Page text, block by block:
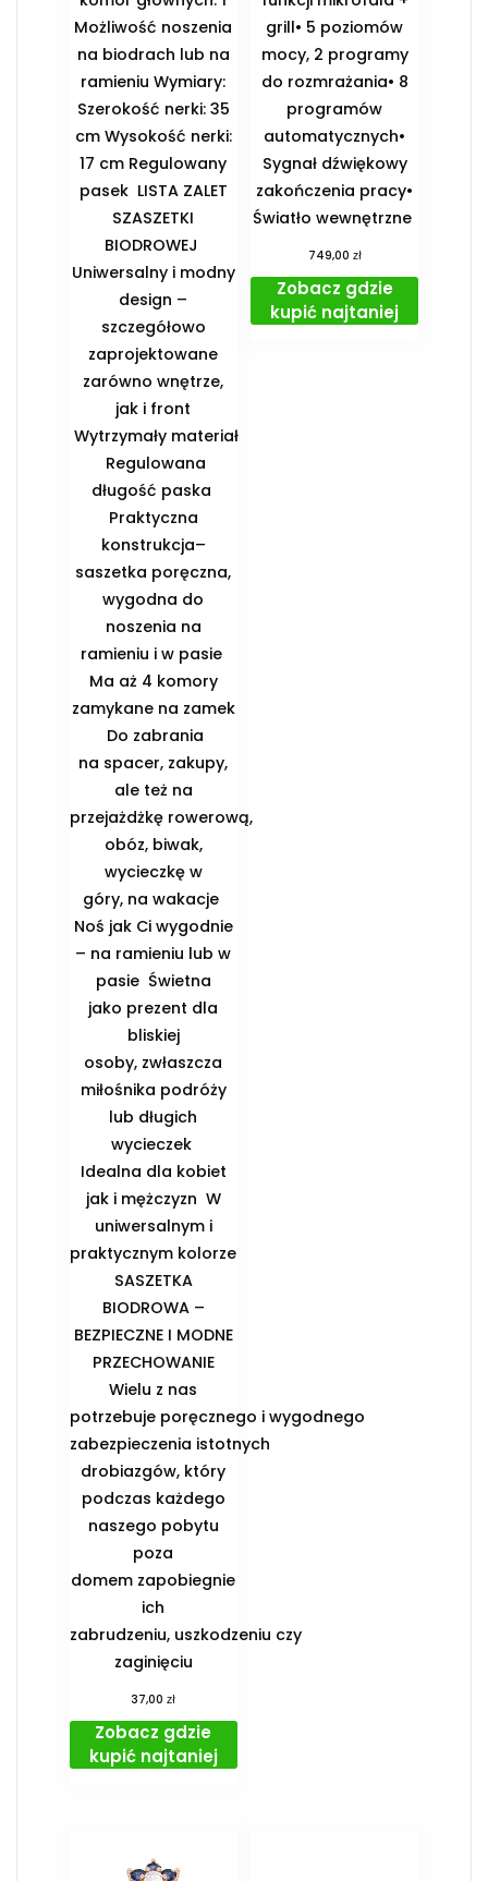
Możliwość noszenia
na biodrach lub na
ramieniu Wymiary:
Szerokość nerki: 35
cm Wysokość nerki:
17 cm Regulowany
pasek ️ LISTA ZALET
SZASZETKI
BIODROWEJ ️
Uniwersalny i modny
design –
szczegółowo
zaprojektowane
zarówno wnętrze,
jak i front
️ Wytrzymały materiał
️ Regulowana
długość paska ️
Praktyczna
konstrukcja–
saszetka poręczna,
wygodna do
noszenia na
ramieniu i w pasie ️
Ma aż 4 komory
zamykane na zamek
️ Do zabrania
na spacer, zakupy,
ale też na
przejażdżkę rowerową,
obóz, biwak,
wycieczkę w
góry, na wakacje ️
Noś jak Ci wygodnie
– na ramieniu lub w
pasie ️ Świetna
jako prezent dla
bliskiej
osoby, zwłaszcza
miłośnika podróży
lub długich
wycieczek ️
Idealna dla kobiet
jak i mężczyzn ️ W
uniwersalnym i
praktycznym kolorze
️SASZETKA
BIODROWA –
BEZPIECZNE I MODNE
PRZECHOWANIE️
Wielu z nas
potrzebuje poręcznego i wygodnego
zabezpieczenia istotnych
drobiazgów, który
podczas każdego
naszego pobytu
poza
domem zapobiegnie
ich
zabrudzeniu, uszkodzeniu czy
zaginięciu
37,00zł
Zobacz gdzie
kupić najtaniej
grill• 5 poziomów
mocy, 2 programy
do rozmrażania• 8
programów
automatycznych•
Sygnał dźwiękowy
zakończenia pracy•
Światło wewnętrzne
749,00 zł
Zobacz gdzie
kupić najtaniej